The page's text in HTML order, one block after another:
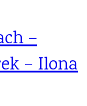
–
– Ilona